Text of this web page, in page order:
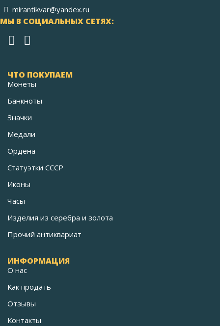
mirantikvar@yandex.ru
МЫ В СОЦИАЛЬНЫХ СЕТЯХ:
ЧТО ПОКУПАЕМ
Монеты
Банкноты
Значки
Медали
Ордена
Статуэтки СССР
Иконы
Часы
Изделия из серебра и золота
Прочий антиквариат
ИНФОРМАЦИЯ
О нас
Как продать
Отзывы
Контакты